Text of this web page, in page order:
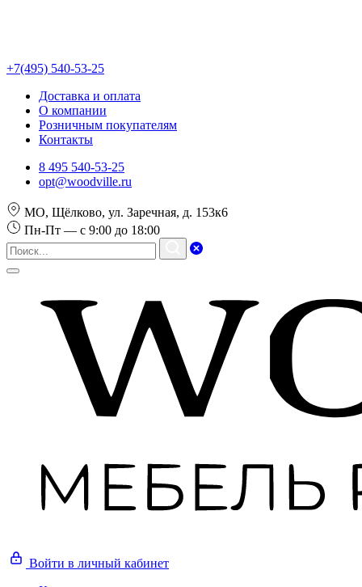
+7(495) 540-53-25
Доставка и оплата
О компании
Розничным покупателям
Контакты
8 495 540-53-25
opt@woodville.ru
МО, Щёлково, ул. Заречная, д. 153к6
Пн-Пт — с 9:00 до 18:00
Войти в личный кабинет